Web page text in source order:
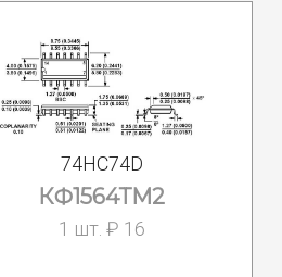
74HC74D
КФ1564ТМ2
1 шт. ₽ 16